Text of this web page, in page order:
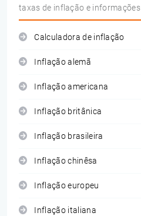
taxas de inflação e informações
Calculadora de inflação
Inflação alemã
Inflação americana
Inflação britânica
Inflação brasileira
Inflação chinêsa
Inflação europeu
Inflação italiana